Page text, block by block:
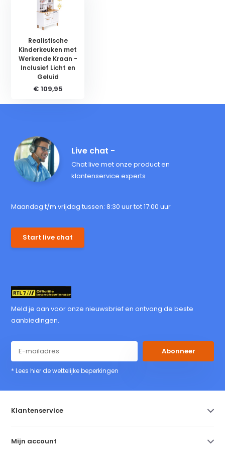
Realistische
Kinderkeuken met
Werkende Kraan -
Inclusief Licht en
Geluid
€ 109,95
Live chat -
Chat live met onze product en
klantenservice experts
Maandag t/m vrijdag tussen: 8:30 uur tot 17:00 uur
Start live chat
Meld je aan voor onze nieuwsbrief en ontvang de beste
aanbiedingen.
Abonneer
* Lees hier de wettelijke beperkingen
Klantenservice
Mijn account